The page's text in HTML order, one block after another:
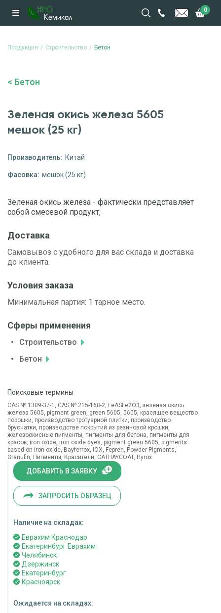
0
Продукция Строительство Бетон
Бетон
Зеленая окись железа 5605
мешок (25 кг)
Производитель: Китай
Фасовка: мешок (25 кг)
Зеленая окись железа - фактически представляет
собой смесевой продукт,
Доставка
Самовывоз с удобного для вас склада и доставка
до клиента.
Условия заказа
Минимальная партия: 1 тарное место.
Сферы применения
Строительство
Бетон
Поисковые термины
CAS № 1309-37-1, CAS № 215-168-2, FeASFe2O3, зеленая окись
железа 5605, pigment green, green 5605, 5605, красящее вещество
порошки, производство тротуарной плитки, производство
брусчатки, производстве покрытий из резиновой крошки,
железоокисные пигменты, пигменты для бетона, пигменты для
красок, iron oxide, iron oxide dyes, pigment green 5605, pigments
based on iron oxide, Bayferrox, IOX, Fepren, Powder Pigments,
Granufin, Пигменты, Красители, CATHAYCOAT, Hyrox
ДОБАВИТЬ В ЗАЯВКУ
ЗАПРОСИТЬ ОБРАЗЕЦ
Наличие на складах:
Еврахим Краснодар
Екатеринбург Еврахим
Челябинск
Дзержинск
Екатеринбург
Красноярск
Ожидается на складах: